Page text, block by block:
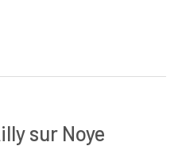
sur Noye